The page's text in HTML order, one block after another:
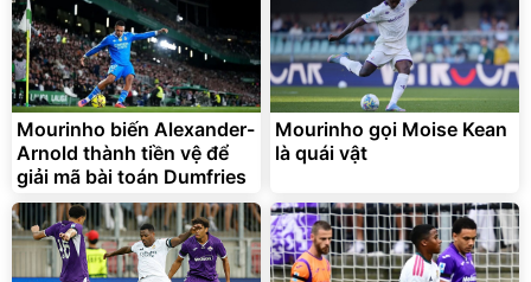
Unmute
Vali Bamozo Khung Nhôm
9066 Size 20/24/28 Cao
Cấp
1.000.000đ
825.000đ
Flash Sale
Mourinho biến Alexander-
Arnold thành tiền vệ để
giải mã bài toán Dumfries
Mourinho gọi Moise Kean
là quái vật